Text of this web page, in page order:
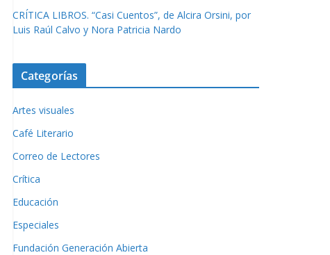
CRÍTICA LIBROS. “Casi Cuentos”, de Alcira Orsini, por
Luis Raúl Calvo y Nora Patricia Nardo
Categorías
Artes visuales
Café Literario
Correo de Lectores
Crítica
Educación
Especiales
Fundación Generación Abierta